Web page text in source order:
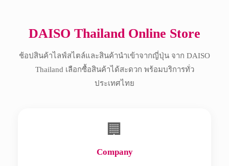
DAISO Thailand Online Store
ช้อปสินค้าไลฟ์สไตล์และสินค้านำเข้าจากญี่ปุ่น จาก DAISO
Thailand เลือกซื้อสินค้าได้สะดวก พร้อมบริการทั่ว
ประเทศไทย
🏢
Company